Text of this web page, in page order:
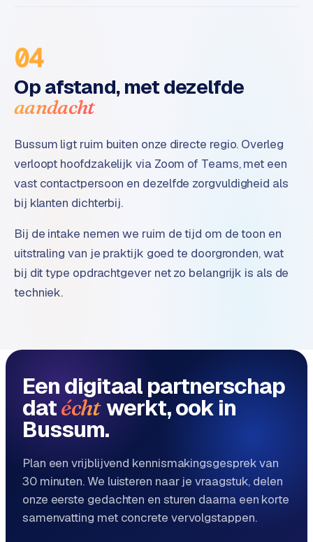
t
i
l
u
l
t
i
-
t
o
r
e
04
Op afstand, met dezelfde
aandacht
Bussum ligt ruim buiten onze directe regio. Overleg
verloopt hoofdzakelijk via Zoom of Teams, met een
vast contactpersoon en dezelfde zorgvuldigheid als
bij klanten dichterbij.
Bij de intake nemen we ruim de tijd om de toon en
uitstraling van je praktijk goed te doorgronden, wat
bij dit type opdrachtgever net zo belangrijk is als de
techniek.
Een digitaal partnerschap
datécht werkt, ook in
Bussum.
Plan een vrijblijvend kennismakingsgesprek van
30 minuten. We luisteren naar je vraagstuk, delen
onze eerste gedachten en sturen daarna een korte
samenvatting met concrete vervolgstappen.